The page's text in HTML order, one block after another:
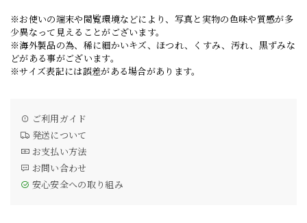
※お使いの端末や閲覧環境などにより、写真と実物の色味や質感が多
少異なって見えることがございます。
※海外製品の為、稀に細かいキズ、ほつれ、くすみ、汚れ、黒ずみな
どがある事がございます。
※サイズ表記には誤差がある場合があります。
ご利用ガイド
発送について
お支払い方法
お問い合わせ
安心安全への取り組み